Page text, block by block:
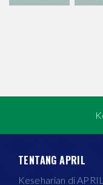
TENTANG APRIL
Keseharian di APRIL